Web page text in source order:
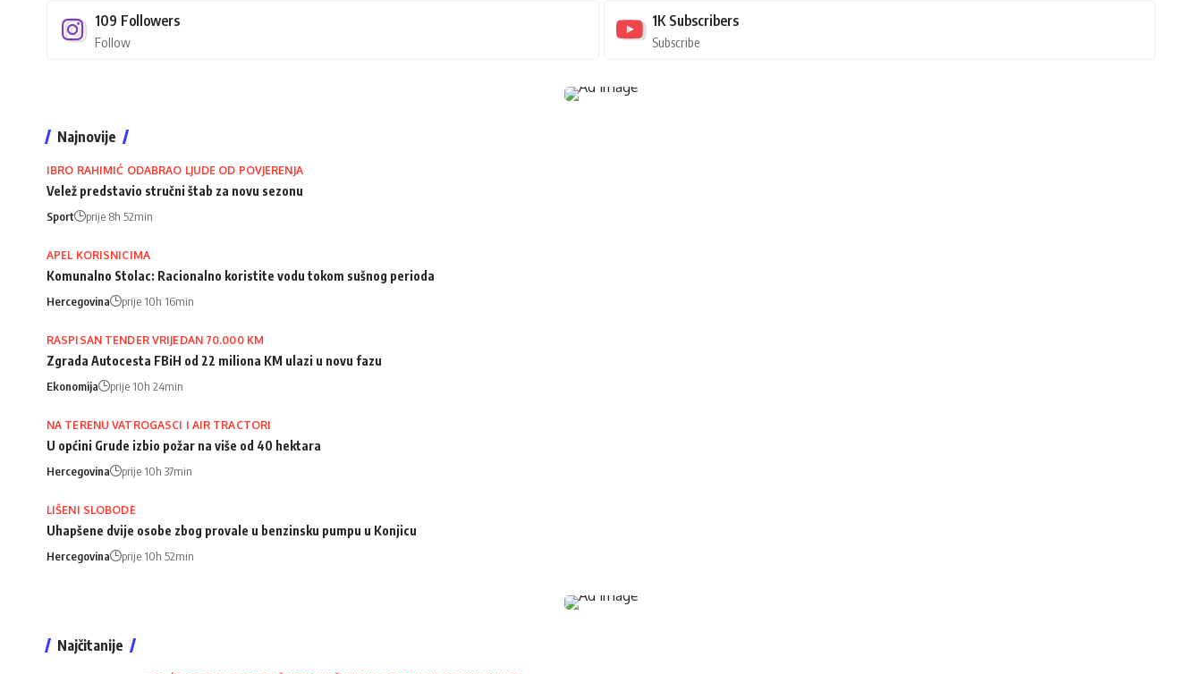
109 Followers
Follow
1K Subscribers
Subscribe
Najnovije
IBRO RAHIMIĆ ODABRAO LJUDE OD POVJERENJA
Velež predstavio stručni štab za novu sezonu
Sport prije 8h 52min
APEL KORISNICIMA
Komunalno Stolac: Racionalno koristite vodu tokom sušnog perioda
Hercegovina prije 10h 16min
RASPISAN TENDER VRIJEDAN 70.000 KM
Zgrada Autocesta FBiH od 22 miliona KM ulazi u novu fazu
Ekonomija prije 10h 24min
NA TERENU VATROGASCI I AIR TRACTORI
U općini Grude izbio požar na više od 40 hektara
Hercegovina prije 10h 37min
LIŠENI SLOBODE
Uhapšene dvije osobe zbog provale u benzinsku pumpu u Konjicu
Hercegovina prije 10h 52min
Najčitanije